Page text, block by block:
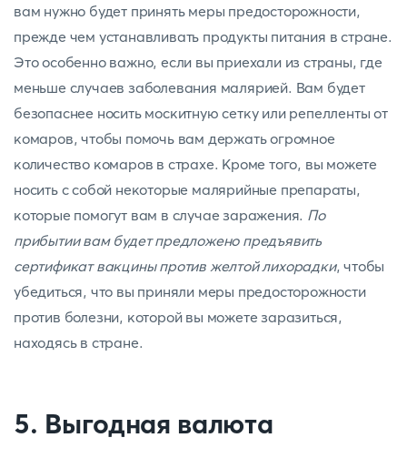
вам нужно будет принять меры предосторожности,
прежде чем устанавливать продукты питания в стране.
Это особенно важно, если вы приехали из страны, где
меньше случаев заболевания малярией. Вам будет
безопаснее носить москитную сетку или репелленты от
комаров, чтобы помочь вам держать огромное
количество комаров в страхе. Кроме того, вы можете
носить с собой некоторые малярийные препараты,
которые помогут вам в случае заражения. По
прибытии вам будет предложено предъявить
сертификат вакцины против желтой лихорадки, чтобы
убедиться, что вы приняли меры предосторожности
против болезни, которой вы можете заразиться,
находясь в стране.
5. Выгодная валюта